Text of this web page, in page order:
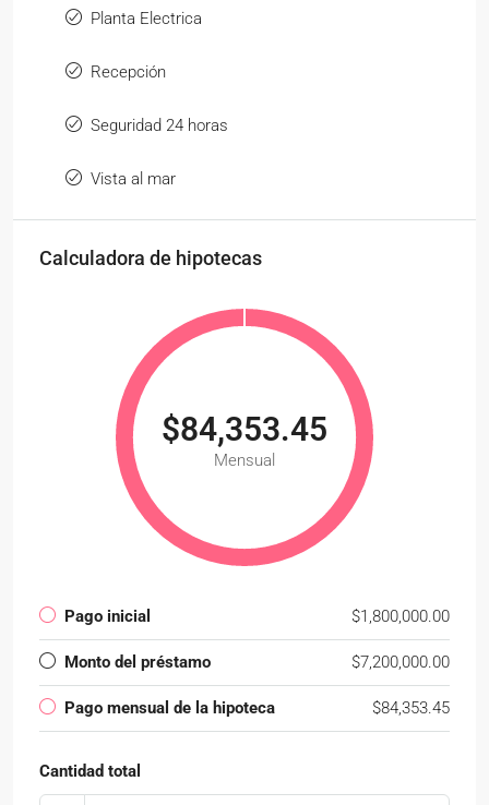
Planta Electrica
Recepción
Seguridad 24 horas
Vista al mar
Calculadora de hipotecas
$84,353.45
Mensual
Pago inicial $1,800,000.00
Monto del préstamo $7,200,000.00
Pago mensual de la hipoteca $84,353.45
Cantidad total